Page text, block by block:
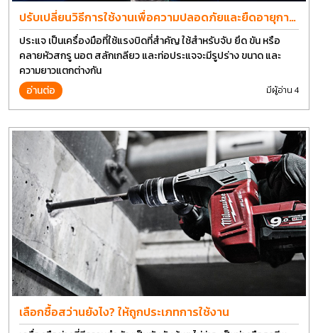
ปรับเปลี่ยนวิธีการใช้งานเพื่อความปลอดภัยและยืดอายุการ
ใช้งานประแจได้อีกนาน
ประแจ เป็นเครื่องมือที่ใช้แรงบิดที่สำคัญ ใช้สำหรับจับ ยึด ขัน หรือ
คลายหัวสกรู นอต สลักเกลียว และท่อประแจจะมีรูปร่าง ขนาด และ
ความยาวแตกต่างกัน
อ่านต่อ
มีผู้อ่าน 4
เลือกซื้อสว่านยังไง? ให้ถูกประเภทการใช้งาน